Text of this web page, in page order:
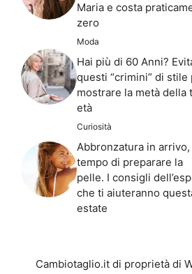
Maria e costa
zero
Moda
Hai più di 60 Anni?
questi “crimini” di stile
mostrare la metà della
età
Curiosità
Abbronzatura in arrivo,
tempo di preparare la
pelle. I consigli
che ti aiuteranno
estate
Cambiotaglio.it di proprietà di